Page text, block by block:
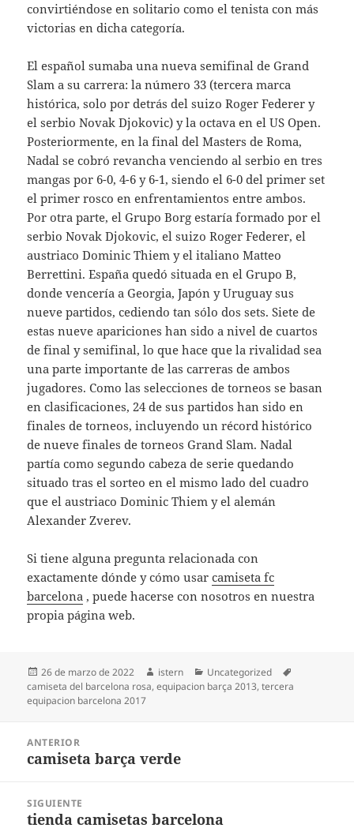
convirtiéndose en solitario como el tenista con más
victorias en dicha categoría.
El español sumaba una nueva semifinal de Grand
Slam a su carrera: la número 33 (tercera marca
histórica, solo por detrás del suizo Roger Federer y
el serbio Novak Djokovic) y la octava en el US Open.
Posteriormente, en la final del Masters de Roma,
Nadal se cobró revancha venciendo al serbio en tres
mangas por 6-0, 4-6 y 6-1, siendo el 6-0 del primer set
el primer rosco en enfrentamientos entre ambos.
Por otra parte, el Grupo Borg estaría formado por el
serbio Novak Djokovic, el suizo Roger Federer, el
austriaco Dominic Thiem y el italiano Matteo
Berrettini. España quedó situada en el Grupo B,
donde vencería a Georgia, Japón y Uruguay sus
nueve partidos, cediendo tan sólo dos sets. Siete de
estas nueve apariciones han sido a nivel de cuartos
de final y semifinal, lo que hace que la rivalidad sea
una parte importante de las carreras de ambos
jugadores. Como las selecciones de torneos se basan
en clasificaciones, 24 de sus partidos han sido en
finales de torneos, incluyendo un récord histórico
de nueve finales de torneos Grand Slam. Nadal
partía como segundo cabeza de serie quedando
situado tras el sorteo en el mismo lado del cuadro
que el austriaco Dominic Thiem y el alemán
Alexander Zverev.
Si tiene alguna pregunta relacionada con
exactamente dónde y cómo usarcamiseta fc
barcelona , puede hacerse con nosotros en nuestra
propia página web.
Publicado
el
26 de marzo de 2022 Autor
istern Categorías
Uncategorized
camiseta del barcelona rosa,equipacion barça 2013,tercera
equipacion barcelona 2017
entradas
ANTERIOR
Entrada
camiseta barça verde
SIGUIENTE
Entrada
tienda camisetas barcelona